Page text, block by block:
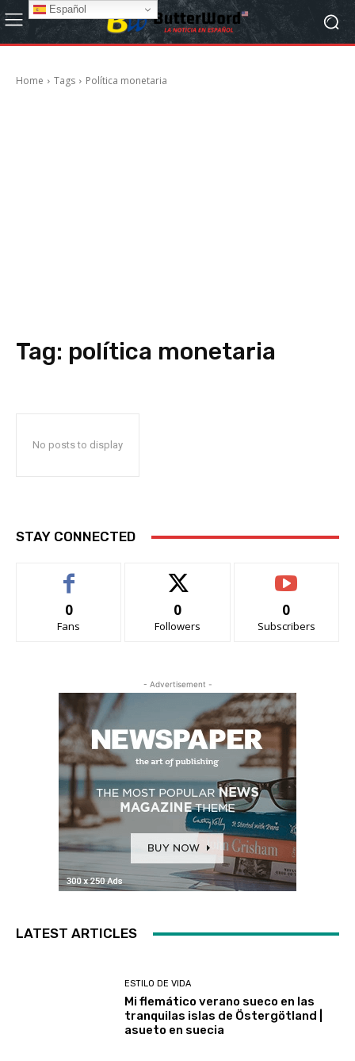
Home Tags Política monetaria
Tag: política monetaria
No posts to display
STAY CONNECTED
0
Fans
0
Followers
0
Subscribers
- Advertisement -
LATEST ARTICLES
ESTILO DE VIDA
Mi flemático verano sueco en las
tranquilas islas de Östergötland |
asueto en suecia
Español